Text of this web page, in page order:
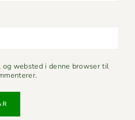
og websted i denne browser til